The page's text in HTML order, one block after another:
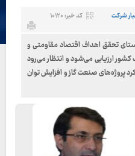
شرکت کد خبر: ۱۰۱۲۰
تحقق اهداف اقتصاد مقاومتی و
کشور ارزیابی می‌شود و انتظار می‌رود
پروژه‌های صنعت گاز و افزایش توان